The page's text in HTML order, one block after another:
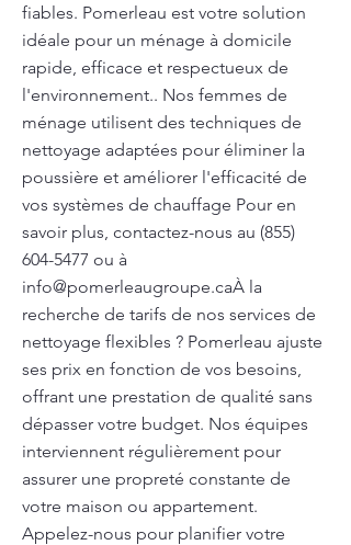
fiables. Pomerleau est votre solution
idéale pour un ménage à domicile
rapide, efficace et respectueux de
l'environnement.. Nos femmes de
ménage utilisent des techniques de
nettoyage adaptées pour éliminer la
poussière et améliorer l'efficacité de
vos systèmes de chauffage Pour en
savoir plus, contactez-nous au (855)
604-5477 ou à
info@pomerleaugroupe.caÀ la
recherche de tarifs de nos services de
nettoyage flexibles ? Pomerleau ajuste
ses prix en fonction de vos besoins,
offrant une prestation de qualité sans
dépasser votre budget. Nos équipes
interviennent régulièrement pour
assurer une propreté constante de
votre maison ou appartement.
Appelez-nous pour planifier votre